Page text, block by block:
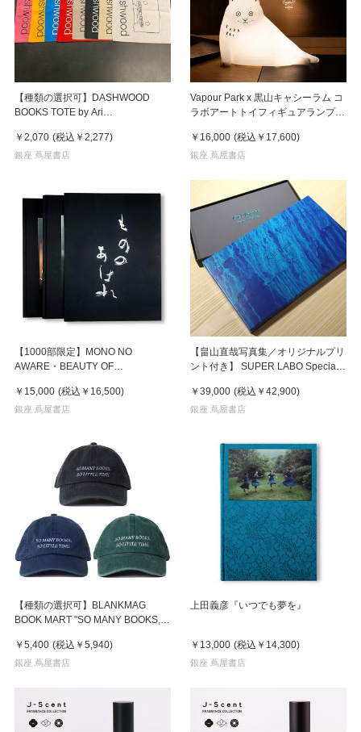
【種類の選択可】DASHWOOD
BOOKS TOTE by Ari
ス） ダッシュウッド トートバッグ
￥2,070 (税込 ￥2,277)
銀座 蔦屋書店
Vapour Park x 黒山キャシーラム コ
ラボアートトイフィギュアランプ
LAMP》 黑山Kathy Lam
￥16,000 (税込 ￥17,600)
銀座 蔦屋書店
【1000部限定】MONO NO
AWARE・BEAUTY OF
Izu（井津建郎） 写真集
￥15,000 (税込 ￥16,500)
銀座 蔦屋書店
【畠山直哉写真集／オリジナルプリ
ント付き】 SUPER LABO Special
Edition"
￥39,000 (税込 ￥42,900)
銀座 蔦屋書店
【種類の選択可】BLANKMAG
BOOK MART "SO MANY BOOKS,
￥5,400 (税込 ￥5,940)
銀座 蔦屋書店
上田義彦『いつでも夢を』
￥13,000 (税込 ￥14,300)
銀座 蔦屋書店